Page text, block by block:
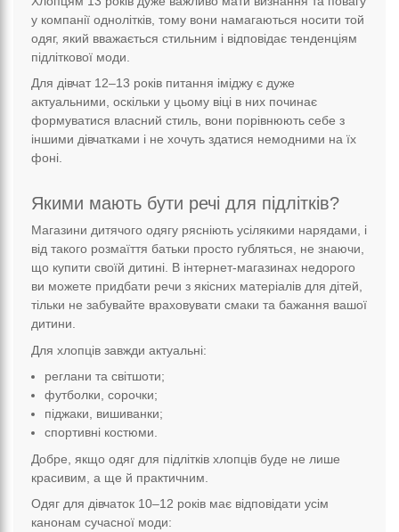
у компанії однолітків, тому вони намагаються носити той
одяг, який вважається стильним і відповідає тенденціям
підліткової моди.
Для дівчат 12–13 років питання іміджу є дуже
актуальними, оскільки у цьому віці в них починає
формуватися власний стиль, вони порівнюють себе з
іншими дівчатками і не хочуть здатися немодними на їх
фоні.
Якими мають бути речі для підлітків?
Магазини дитячого одягу рясніють усілякими нарядами, і
від такого розмаїття батьки просто губляться, не знаючи,
що купити своїй дитині. В інтернет-магазинах недорого
ви можете придбати речи з якісних матеріалів для дітей,
тільки не забувайте враховувати смаки та бажання вашої
дитини.
Для хлопців завжди актуальні:
реглани та світшоти;
футболки, сорочки;
піджаки, вишиванки;
спортивні костюми.
Добре, якщо одяг для підлітків хлопців буде не лише
красивим, а ще й практичним.
Одяг для дівчаток 10–12 років має відповідати усім
канонам сучасної моди: